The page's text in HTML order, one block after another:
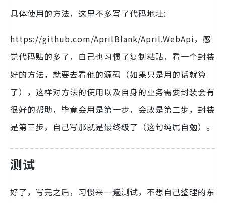
具体使用的方法，这里不多写了代码地址:
https://github.com/AprilBlank/April.WebApi，感
觉代码贴的多了，自己也习惯了复制粘贴，看一个封装
好的方法，就要去看他的源码（如果只是用的话就算
了），这样对方法的使用以及自身的业务需要封装会有
很好的帮助，毕竟会用是第一步，会改是第二步，封装
是第三步，自己写那就是最终级了（这句纯属自勉）。
测试
好了，写完之后，习惯来一遍测试，不想自己整理的东